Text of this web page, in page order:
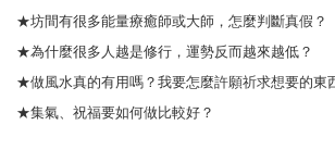
★坊間有很多能量療癒師或大師，怎麼判斷真假？
★為什麼很多人越是修行，運勢反而越來越低？
★做風水真的有用嗎？我要怎麼許願祈求想要的東
★集氣、祝福要如何做比較好？